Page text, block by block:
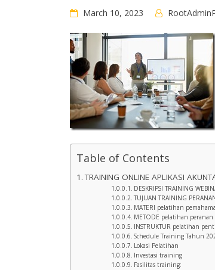
March 10, 2023
Table of Contents
TRAINING ONLINE APLIKASI
DESKRIPSI TRAINING
TUJUAN TRAINING
MATERI pelatihan
METODE pelatihan peranan
INSTRUKTUR pelatihan
Schedule Training Tahun
Lokasi Pelatihan
Investasi training
Fasilitas training: